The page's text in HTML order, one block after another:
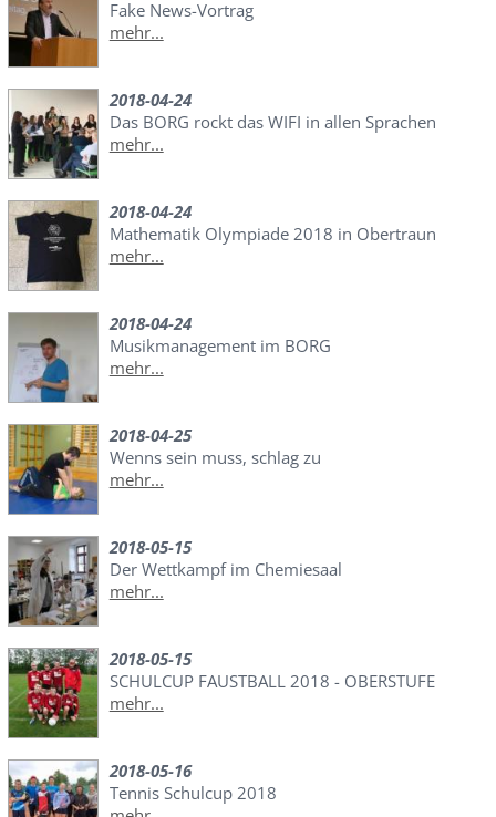
Fake News-Vortrag
mehr...
2018-04-24
Das BORG rockt das WIFI in allen Sprachen
mehr...
2018-04-24
Mathematik Olympiade 2018 in Obertraun
mehr...
2018-04-24
Musikmanagement im BORG
mehr...
2018-04-25
Wenns sein muss, schlag zu
mehr...
2018-05-15
Der Wettkampf im Chemiesaal
mehr...
2018-05-15
SCHULCUP FAUSTBALL 2018 - OBERSTUFE
mehr...
2018-05-16
Tennis Schulcup 2018